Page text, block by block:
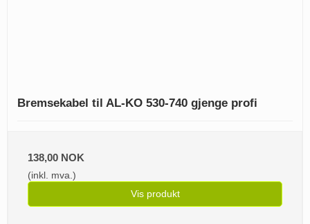
Bremsekabel til AL-KO 530-740 gjenge profi
138,00 NOK
(inkl. mva.)
Vis produkt